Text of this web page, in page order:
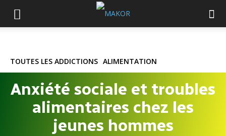
TOUTES LES ADDICTIONS ALIMENTATION
Anxiété sociale et troubles
alimentaires chez les
jeunes hommes